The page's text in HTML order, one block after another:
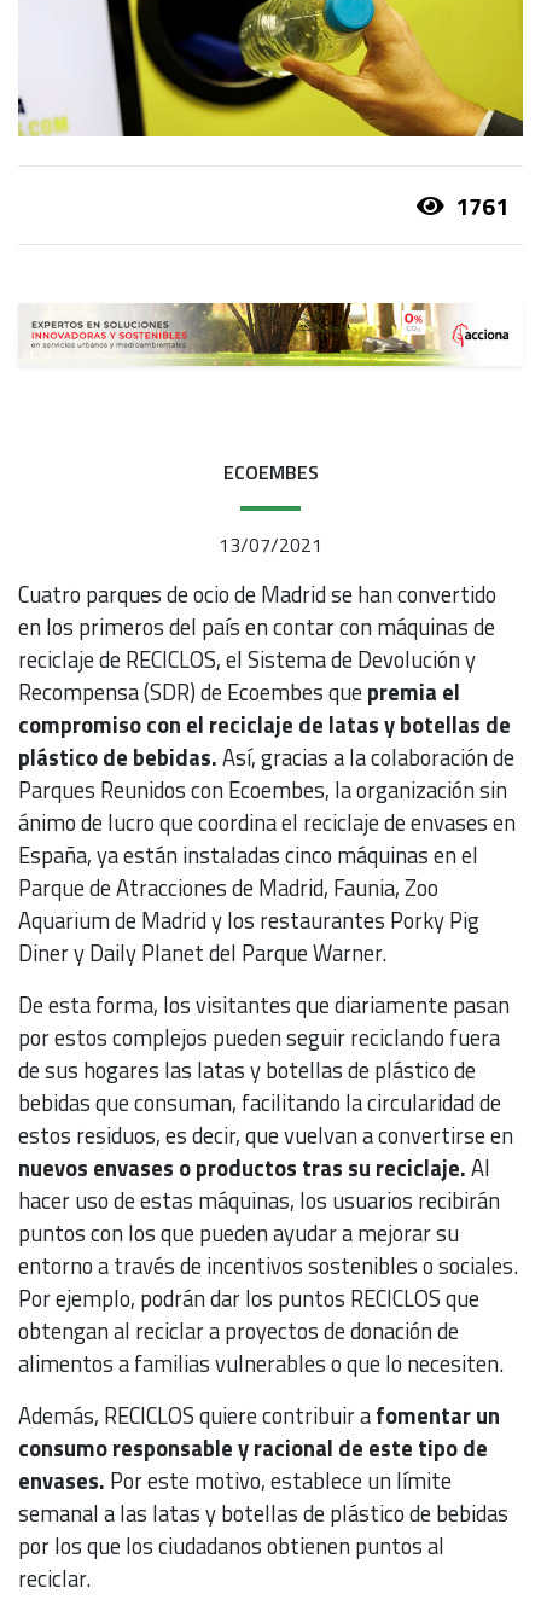
1761
ECOEMBES
13/07/2021
Cuatro parques de ocio de Madrid se han convertido
en los primeros del país en contar con máquinas de
reciclaje de RECICLOS, el Sistema de Devolución y
Recompensa (SDR) de Ecoembes quepremia el
compromiso con el reciclaje de latas y botellas de
plástico de bebidas.Así, gracias a la colaboración de
Parques Reunidos con Ecoembes, la organización sin
ánimo de lucro que coordina el reciclaje de envases en
España, ya están instaladas cinco máquinas en el
Parque de Atracciones de Madrid, Faunia, Zoo
Aquarium de Madrid y los restaurantes Porky Pig
Diner y Daily Planet del Parque Warner.
De esta forma, los visitantes que diariamente pasan
por estos complejos pueden seguir reciclando fuera
de sus hogares las latas y botellas de plástico de
bebidas que consuman, facilitando la circularidad de
estos residuos, es decir, que vuelvan a convertirse en
nuevos envases o productos tras su reciclaje.Al
hacer uso de estas máquinas, los usuarios recibirán
puntos con los que pueden ayudar a mejorar su
entorno a través de incentivos sostenibles o sociales.
Por ejemplo, podrán dar los puntos RECICLOS que
obtengan al reciclar a proyectos de donación de
alimentos a familias vulnerables o que lo necesiten.
Además, RECICLOS quiere contribuir afomentar un
consumo responsable y racional de este tipo de
envases. Por este motivo, establece un límite
semanal a las latas y botellas de plástico de bebidas
por los que los ciudadanos obtienen puntos al
reciclar.